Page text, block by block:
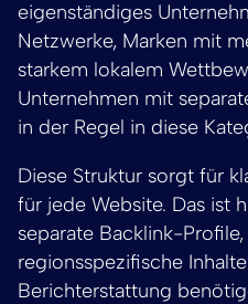
eigenständiges
Netzwerke, Marken mit
starkem lokalem
Unternehmen mit
in der Regel in diese
Diese Struktur sorgt für
für jede Website. Das ist
separate Backlink-
regionsspezifische
Berichterstattung